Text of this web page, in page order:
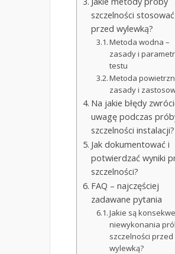
szczelności stosować
przed wylewką?
Metoda wodna –
zasady i
testu
Metoda
zasady i
Na jakie błędy
uwagę podczas
szczelności instalacji?
Jak dokumentować i
potwierdzać wyniki
szczelności?
FAQ – najczęściej
zadawane pytania
Jakie są
niewykonania
szczelności przed
wylewką?